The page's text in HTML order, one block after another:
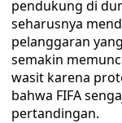
pendukung di
seharusnya
pelanggaran
semakin
wasit karena
bahwa FIFA
pertandingan.